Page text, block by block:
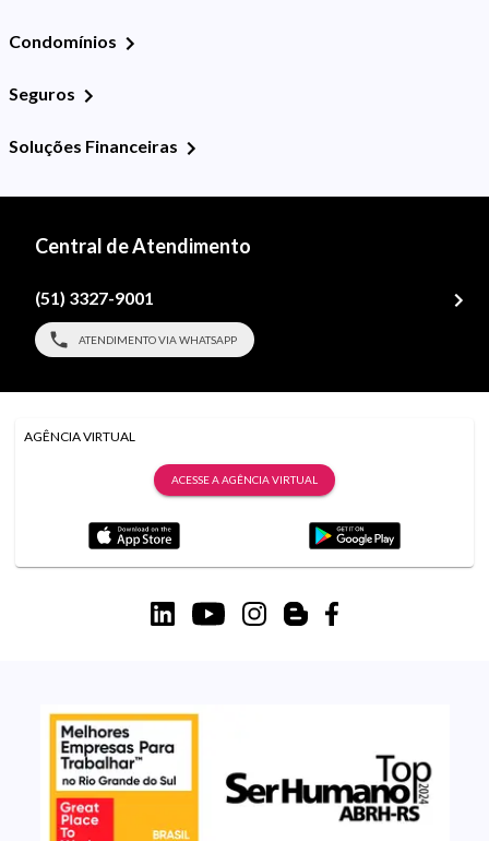
Condomínios
Seguros
Soluções Financeiras
Central de Atendimento
(51) 3327-9001
ATENDIMENTO VIA WHATSAPP
AGÊNCIA VIRTUAL
ACESSE A AGÊNCIA VIRTUAL